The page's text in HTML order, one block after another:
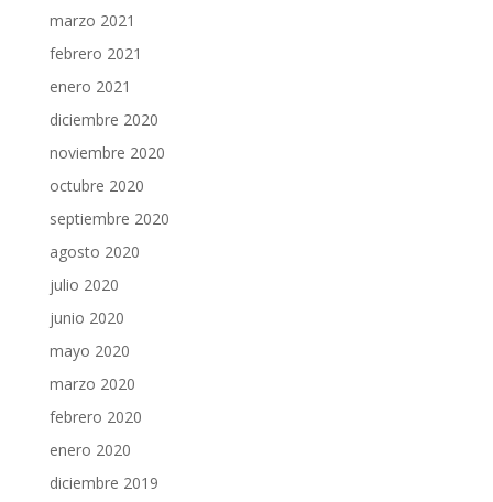
marzo 2021
febrero 2021
enero 2021
diciembre 2020
noviembre 2020
octubre 2020
septiembre 2020
agosto 2020
julio 2020
junio 2020
mayo 2020
marzo 2020
febrero 2020
enero 2020
diciembre 2019